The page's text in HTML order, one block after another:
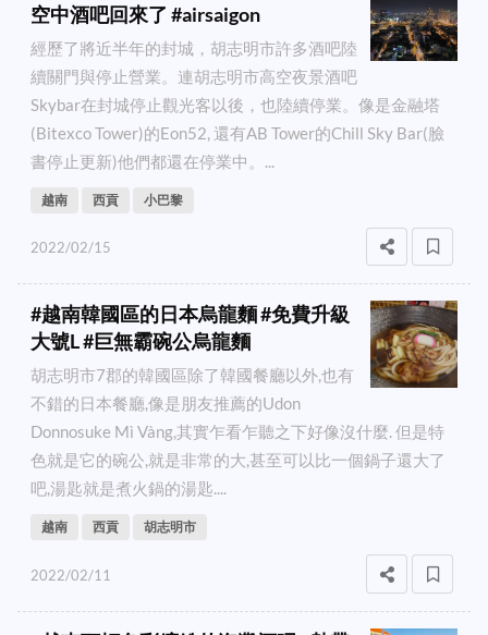
空中酒吧回來了 #airsaigon
經歷了將近半年的封城，胡志明市許多酒吧陸
續關門與停止營業。連胡志明市高空夜景酒吧
Skybar在封城停止觀光客以後，也陸續停業。像是金融塔
(Bitexco Tower)的Eon52, 還有AB Tower的Chill Sky Bar(臉
書停止更新)他們都還在停業中。...
越南 西貢 小巴黎
2022/02/15
#越南韓國區的日本烏龍麵 #免費升級
大號L #巨無霸碗公烏龍麵
胡志明市7郡的韓國區除了韓國餐廳以外,也有
不錯的日本餐廳,像是朋友推薦的Udon
Donnosuke Mì Vàng,其實乍看乍聽之下好像沒什麼. 但是特
色就是它的碗公,就是非常的大,甚至可以比一個鍋子還大了
吧,湯匙就是煮火鍋的湯匙....
越南 西貢 胡志明市
2022/02/11